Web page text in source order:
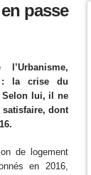
passe
: la crise du
Selon lui, il ne
satisfaire, dont
de logement
en 2016,